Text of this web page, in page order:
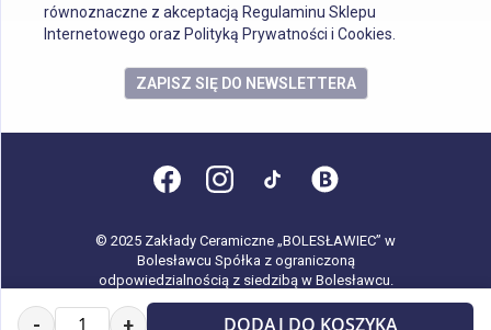
- + DODAJ DO KOSZYKA
równoznaczne z akceptacją Regulaminu Sklepu
Internetowego oraz Polityką Prywatności i Cookies.
ZAPISZ SIĘ DO NEWSLETTERA
© 2025 Zakłady Ceramiczne „BOLESŁAWIEC” w
Bolesławcu Spółka z ograniczoną
odpowiedzialnością z siedzibą w Bolesławcu.
Wszystkie prawa zastrzeżone.